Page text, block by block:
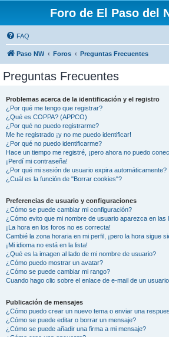
Foro de El Paso del
FAQ
Paso NW Foros Preguntas Frecuentes
Preguntas Frecuentes
Problemas acerca de la identificación y el registro
¿Por qué me tengo que registrar?
¿Qué es COPPA? (APPCO)
¿Por qué no puedo registrarme?
Me he registrado ¡y no me puedo identificar!
¿Por qué no puedo identificarme?
Hace un tiempo me registré, ¡pero ahora no puedo
¡Perdí mi contraseña!
¿Por qué mi sesión de usuario expira automáticamente?
¿Cuál es la función de "Borrar cookies"?
Preferencias de usuario y configuraciones
¿Cómo se puede cambiar mi configuración?
¿Cómo evito que mi nombre de usuario aparezca en
¡La hora en los foros no es correcta!
Cambié la zona horaria en mi perfil, ¡pero la hora sigue
¡Mi idioma no está en la lista!
¿Qué es la imagen al lado de mi nombre de usuario?
¿Cómo puedo mostrar un avatar?
¿Cómo se puede cambiar mi rango?
Cuando hago clic sobre el enlace de e-mail de un
Publicación de mensajes
¿Cómo puedo crear un nuevo tema o enviar una
¿Cómo se puede editar o borrar un mensaje?
¿Cómo se puede añadir una firma a mi mensaje?